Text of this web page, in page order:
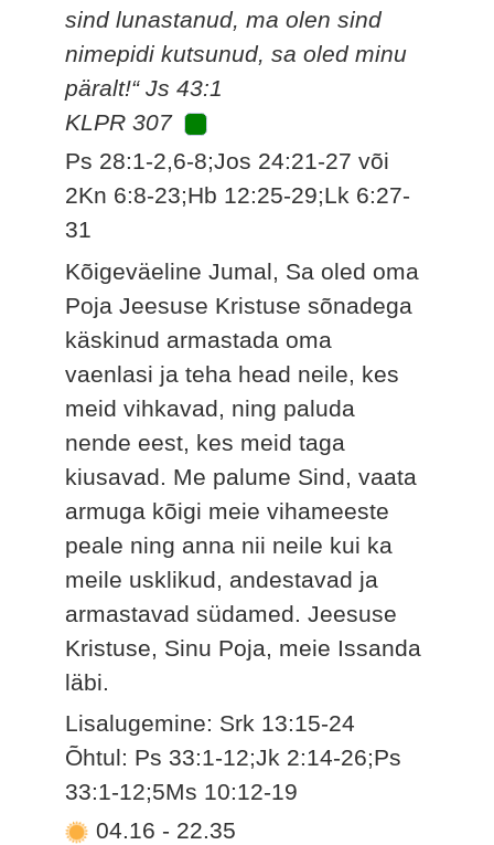
sind lunastanud, ma olen sind
nimepidi kutsunud, sa oled minu
päralt!“ Js 43:1
KLPR 307
Ps 28:1-2,6-8;Jos 24:21-27 või
2Kn 6:8-23;Hb 12:25-29;Lk 6:27-
31
Kõigeväeline Jumal, Sa oled oma
Poja Jeesuse Kristuse sõnadega
käskinud armastada oma
vaenlasi ja teha head neile, kes
meid vihkavad, ning paluda
nende eest, kes meid taga
kiusavad. Me palume Sind, vaata
armuga kõigi meie vihameeste
peale ning anna nii neile kui ka
meile usklikud, andestavad ja
armastavad südamed. Jeesuse
Kristuse, Sinu Poja, meie Issanda
läbi.
Lisalugemine: Srk 13:15-24
Õhtul: Ps 33:1-12;Jk 2:14-26;Ps
33:1-12;5Ms 10:12-19
04.16 - 22.35